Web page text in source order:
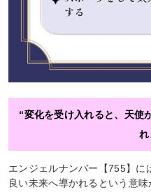
“変化を受け入れると、天使
れ
エンジェルナンバー【755】に
良い未来へ導かれるという意